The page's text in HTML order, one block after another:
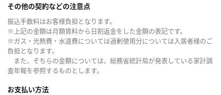
その他の契約などの注意点
振込手数料はお客様負担となります。
※上記の金額は月額賃料から日割返金をした金額の表記です。
※ガス・光熱費・水道費については過剰使用分については入居者様のご
負担となります。
また、そちらの金額については、総務省統計局が発表している家計調
査年報を参照するものとします。
お支払い方法